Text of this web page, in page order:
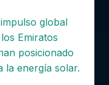
global
Emiratos
posicionado
la energía solar.